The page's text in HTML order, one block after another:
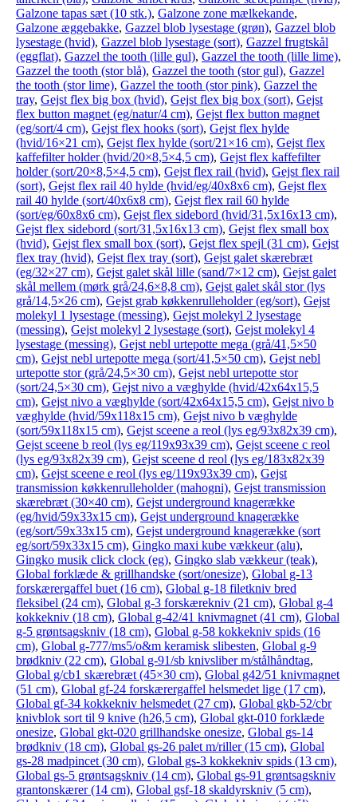
Galzone tapas sæt (10 stk.), Galzone zone mælkekande,
Galzone æggebakke, Gazzel blob lysestage (grøn), Gazzel blob
lysestage (hvid), Gazzel blob lysestage (sort), Gazzel frugtskål
(eggflat), Gazzel the tooth (lille gul), Gazzel the tooth (lille lime),
Gazzel the tooth (stor blå), Gazzel the tooth (stor gul), Gazzel
the tooth (stor lime), Gazzel the tooth (stor pink), Gazzel the
tray, Gejst flex big box (hvid), Gejst flex big box (sort), Gejst
flex button magnet (eg/natur/4 cm), Gejst flex button magnet
(eg/sort/4 cm), Gejst flex hooks (sort), Gejst flex hylde
(hvid/16×21 cm), Gejst flex hylde (sort/21×16 cm), Gejst flex
kaffefilter holder (hvid/20×8,5×4,5 cm), Gejst flex kaffefilter
holder (sort/20×8,5×4,5 cm), Gejst flex rail (hvid), Gejst flex rail
(sort), Gejst flex rail 40 hylde (hvid/eg/40x8x6 cm), Gejst flex
rail 40 hylde (sort/40x6x8 cm), Gejst flex rail 60 hylde
(sort/eg/60x8x6 cm), Gejst flex sidebord (hvid/31,5x16x13 cm),
Gejst flex sidebord (sort/31,5x16x13 cm), Gejst flex small box
(hvid), Gejst flex small box (sort), Gejst flex spejl (31 cm), Gejst
flex tray (hvid), Gejst flex tray (sort), Gejst galet skærebræt
(eg/32×27 cm), Gejst galet skål lille (sand/7×12 cm), Gejst galet
skål mellem (mørk grå/24,6×8,8 cm), Gejst galet skål stor (lys
grå/14,5×26 cm), Gejst grab køkkenrulleholder (eg/sort), Gejst
molekyl 1 lysestage (messing), Gejst molekyl 2 lysestage
(messing), Gejst molekyl 2 lysestage (sort), Gejst molekyl 4
lysestage (messing), Gejst nebl urtepotte mega (grå/41,5×50
cm), Gejst nebl urtepotte mega (sort/41,5×50 cm), Gejst nebl
urtepotte stor (grå/24,5×30 cm), Gejst nebl urtepotte stor
(sort/24,5×30 cm), Gejst nivo a væghylde (hvid/42x64x15,5
cm), Gejst nivo a væghylde (sort/42x64x15,5 cm), Gejst nivo b
væghylde (hvid/59x118x15 cm), Gejst nivo b væghylde
(sort/59x118x15 cm), Gejst sceene a reol (lys eg/93x82x39 cm),
Gejst sceene b reol (lys eg/119x93x39 cm), Gejst sceene c reol
(lys eg/93x82x39 cm), Gejst sceene d reol (lys eg/183x82x39
cm), Gejst sceene e reol (lys eg/119x93x39 cm), Gejst
transmission køkkenrulleholder (mahogni), Gejst transmission
skærebræt (30×40 cm), Gejst underground knagerække
(eg/hvid/59x33x15 cm), Gejst underground knagerække
(eg/sort/59x33x15 cm), Gejst underground knagerække (sort
eg/sort/59x33x15 cm), Gingko maxi kube vækkeur (alu),
Gingko musik click clock (eg), Gingko slab vækkeur (teak),
Global forklæde & grillhandske (sort/onesize), Global g-13
forskærergaffel buet (16 cm), Global g-18 filetkniv bred
fleksibel (24 cm), Global g-3 forskærekniv (21 cm), Global g-4
kokkekniv (18 cm), Global g-42/41 knivmagnet (41 cm), Global
g-5 grøntsagskniv (18 cm), Global g-58 kokkekniv spids (16
cm), Global g-777/ms5/o&m keramisk slibesten, Global g-9
brødkniv (22 cm), Global g-91/sb knivsliber m/stålhåndtag,
Global g/cb1 skærebræt (45×30 cm), Global g42/51 knivmagnet
(51 cm), Global gf-24 forskærergaffel helsmedet lige (17 cm),
Global gf-34 kokkekniv helsmedet (27 cm), Global gkb-52/cbr
knivblok sort til 9 knive (h26,5 cm), Global gkt-010 forklæde
onesize, Global gkt-020 grillhandske onesize, Global gs-14
brødkniv (18 cm), Global gs-26 palet m/riller (15 cm), Global
gs-28 madpincet (30 cm), Global gs-3 kokkekniv spids (13 cm),
Global gs-5 grøntsagskniv (14 cm), Global gs-91 grøntsagskniv
grantonskærer (14 cm), Global gsf-18 skaldyrskniv (5 cm),